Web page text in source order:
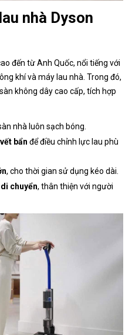
nhà Dyson
đến từ Anh Quốc, nổi tiếng với
khí và máy lau nhà. Trong đó,
không dây cao cấp, tích hợp
nhà luôn sạch bóng.
bẩn để điều chỉnh lực lau phù
, cho thời gian sử dụng kéo dài.
chuyển, thân thiện với người